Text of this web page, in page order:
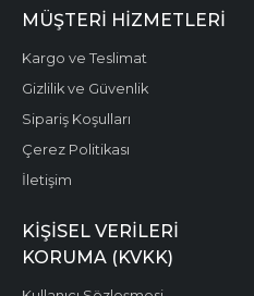
MÜŞTERI HIZMETLERI
Kargo ve Teslimat
Gizlilik ve Güvenlik
Sipariş Koşulları
Çerez Politikası
İletişim
KIŞISEL VERILERI
KORUMA (KVKK)